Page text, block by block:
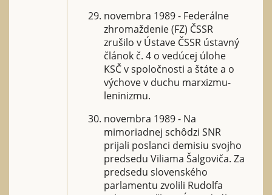
novembra 1989 - Federálne
zhromaždenie (FZ) ČSSR
zrušilo v Ústave ČSSR ústavný
článok č. 4 o vedúcej úlohe
KSČ v spoločnosti a štáte a o
výchove v duchu marxizmu-
leninizmu.
novembra 1989 - Na
mimoriadnej schôdzi SNR
prijali poslanci demisiu svojho
predsedu Viliama Šalgoviča. Za
predsedu slovenského
parlamentu zvolili Rudolfa